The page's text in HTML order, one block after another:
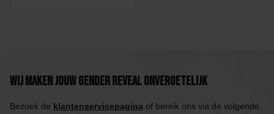
Wij maken jouw Gender Reveal onvergetelijk
Bezoek de klantenservicepagina of bereik ons via de volgende